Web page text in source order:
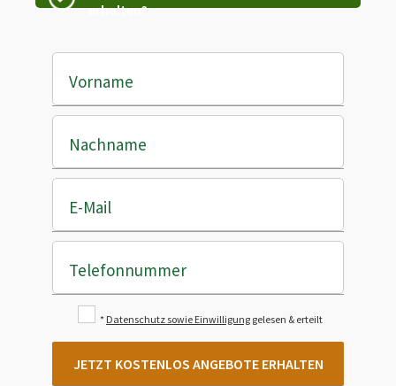
erhalten?
Vorname
Nachname
E-Mail
Telefonnummer
* Datenschutz sowie Einwilligung gelesen & erteilt
JETZT KOSTENLOS ANGEBOTE ERHALTEN